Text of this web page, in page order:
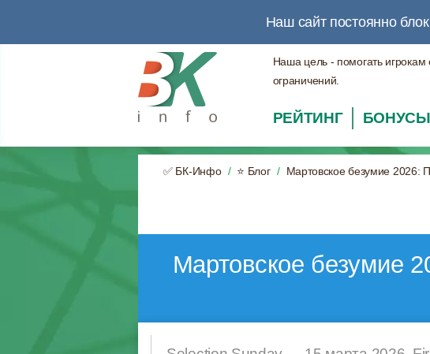
Наш сайт постоянно
Наша цель - помогать
ограничений.
РЕЙТИНГ БОНУСЫ
✅ БК-Инфо ⭐ Блог Мартовское безумие 2026:
Мартовское безумие